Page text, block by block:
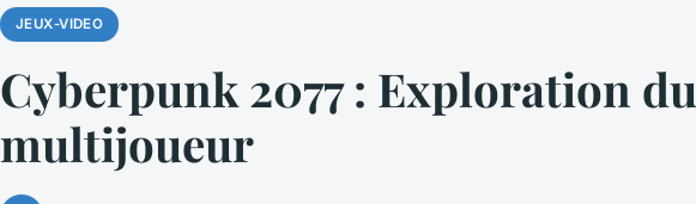
JEUX-VIDEO
Cyberpunk 2077 : Exploration
multijoueur